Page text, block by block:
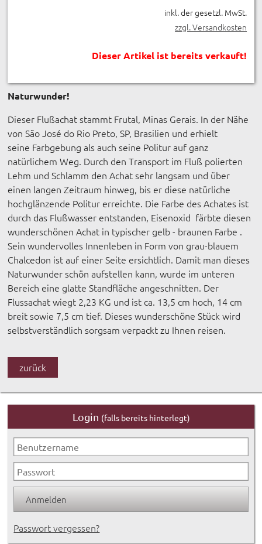
inkl. der gesetzl. MwSt.
zzgl. Versandkosten
Dieser Artikel ist bereits verkauft!
Naturwunder!
Dieser Flußachat stammt Frutal, Minas Gerais. In der Nähe
von São José do Rio Preto, SP, Brasilien und erhielt
seine Farbgebung als auch seine Politur auf ganz
natürlichem Weg. Durch den Transport im Fluß polierten
Lehm und Schlamm den Achat sehr langsam und über
einen langen Zeitraum hinweg, bis er diese natürliche
hochglänzende Politur erreichte. Die Farbe des Achates ist
durch das Flußwasser entstanden, Eisenoxid färbte diesen
wunderschönen Achat in typischer gelb - braunen Farbe .
Sein wundervolles Innenleben in Form von grau-blauem
Chalcedon ist auf einer Seite ersichtlich. Damit man dieses
Naturwunder schön aufstellen kann, wurde im unteren
Bereich eine glatte Standfläche angeschnitten. Der
Flussachat wiegt 2,23 KG und ist ca. 13,5 cm hoch, 14 cm
breit sowie 7,5 cm tief. Dieses wunderschöne Stück wird
selbstverständlich sorgsam verpackt zu Ihnen reisen.
zurück
Login (falls bereits hinterlegt)
Passwort vergessen?